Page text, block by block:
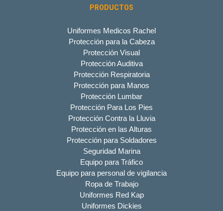
PRODUCTOS
Uniformes Medicos Rachel
Protección para la Cabeza
Protección Visual
Protección Auditiva
Protección Respiratoria
Protección para Manos
Protección Lumbar
Protección Para Los Pies
Protección Contra la Lluvia
Protección en las Alturas
Protección para Soldadores
Seguridad Marina
Equipo para Tráfico
Equipo para personal de vigilancia
Ropa de Trabajo
Uniformes Red Kap
Uniformes Dickies